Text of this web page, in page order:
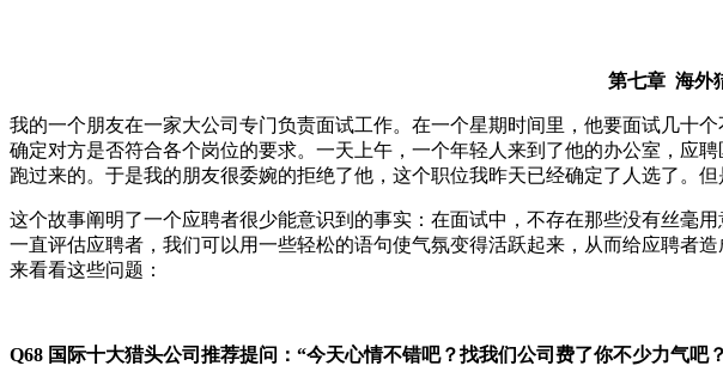
第七章 海外
我的一个朋友在一家大公司专门负责面试工作。在一个星期时间里，他要面试几十
确定对方是否符合各个岗位的要求。一天上午，一个年轻人来到了他的办公室，应
跑过来的。于是我的朋友很委婉的拒绝了他，这个职位我昨天已经确定了人选了。
这个故事阐明了一个应聘者很少能意识到的事实：在面试中，不存在那些没有丝毫
一直评估应聘者，我们可以用一些轻松的语句使气氛变得活跃起来，从而给应聘者
来看看这些问题：
Q68 国际十大猎头公司推荐提问： “今天心情不错吧？找我们公司费了你不少力气吧